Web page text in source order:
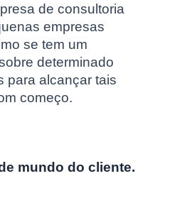
de consultoria
empresas
se tem um
determinado
para alcançar tais
começo.
mundo do cliente.